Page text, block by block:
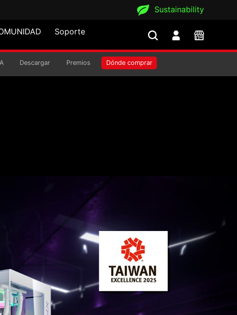
Sustainability
Soporte
X MINI
Descargar Premios Dónde comprar